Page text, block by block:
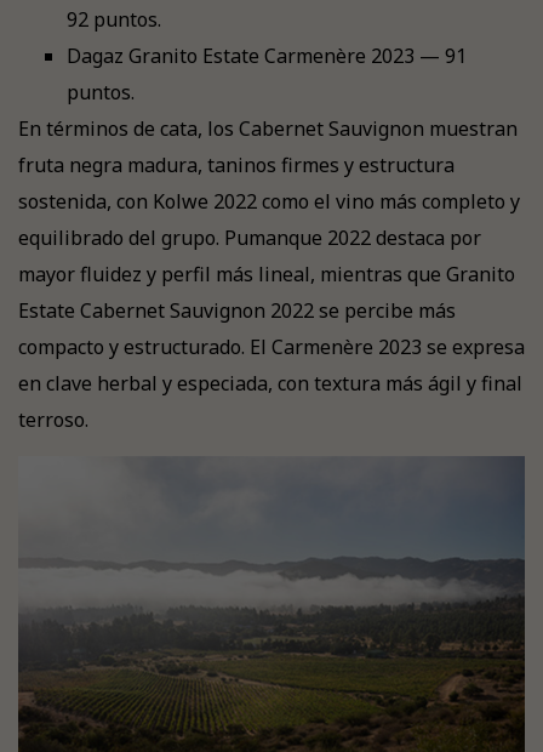
92 puntos.
Dagaz Granito Estate Carmenère 2023 — 91
puntos.
En términos de cata, los Cabernet Sauvignon muestran
fruta negra madura, taninos firmes y estructura
sostenida, con Kolwe 2022 como el vino más completo y
equilibrado del grupo. Pumanque 2022 destaca por
mayor fluidez y perfil más lineal, mientras que Granito
Estate Cabernet Sauvignon 2022 se percibe más
compacto y estructurado. El Carmenère 2023 se expresa
en clave herbal y especiada, con textura más ágil y final
terroso.